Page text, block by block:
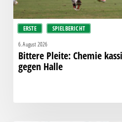
ERSTE SPIELBERICHT
6. August 2026
Bittere Pleite: Chemie
gegen Halle